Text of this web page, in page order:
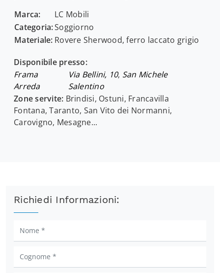
Marca:
LC Mobili
Categoria:Soggiorno
Materiale: Rovere Sherwood, ferro laccato grigio
Disponibile presso:
Frama
Arreda
Via Bellini, 10, San Michele
Salentino
Zone servite: Brindisi, Ostuni, Francavilla
Fontana, Taranto, San Vito dei Normanni,
Carovigno, Mesagne...
Richiedi Informazioni: